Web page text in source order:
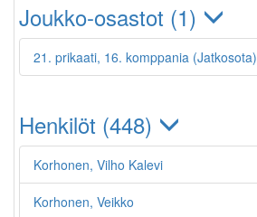
Joukko-osastot (1)
21. prikaati, 16. komppania (Jatkosota)
Henkilöt (448)
Korhonen, Vilho Kalevi
Korhonen, Veikko